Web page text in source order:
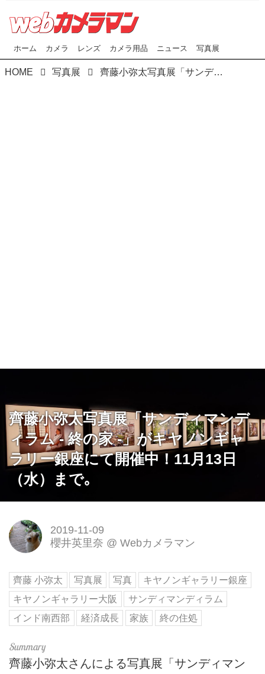
ホーム カメラ レンズ カメラ用品 ニュース 写真展
HOME 写真展 齊藤小弥太写真展「サンディマンディラム ‐ 終の家 ‐」がキヤノンギャラリー銀座にて開催中！11月13日（水）まで｡
齊藤小弥太写真展「サンディマンデ
ィラム ‐ 終の家 ‐」がキヤノンギャ
ラリー銀座にて開催中！11月13日
（水）まで｡
2019-11-09
櫻井英里奈 @ Webカメラマン
齊藤 小弥太 写真展 写真
キヤノンギャラリー銀座
キヤノンギャラリー大阪
サンディマンディラム
インド南西部
経済成長 家族 終の住処
齊藤小弥太さんによる写真展「サンディマン